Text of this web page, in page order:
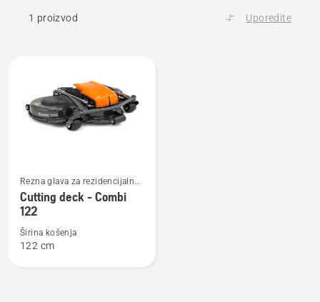
1 proizvod Uporedite
proizvode
više
detalja
Cutting
Rezna glava za rezidencijalne
rajdere
Cutting deck - Combi
122
Širina košenja
122 cm